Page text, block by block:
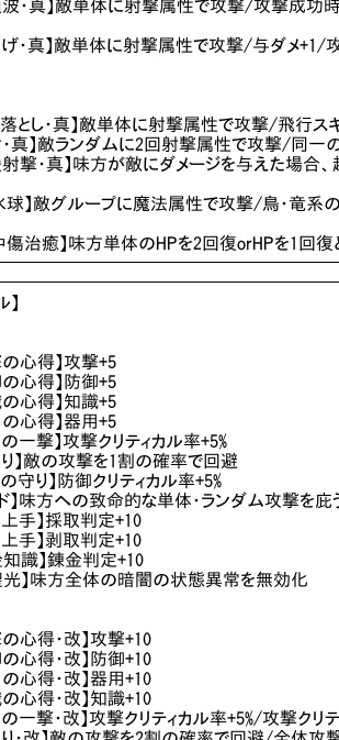
通波・真】敵単体に射撃属性で攻撃/攻撃成
投げ・真】敵単体に射撃属性で攻撃/与ダメ
ち落とし・真】敵単体に射撃属性で攻撃/飛
射・真】敵ランダムに2回射撃属性で攻撃/同
援射撃・真】味方が敵にダメージを与えた
氷球】敵グループに魔法属性で攻撃/鳥・
中傷治癒】味方単体のHPを2回復orHPを1
の心得】攻撃+5
の心得】防御+5
の心得】知識+5
の心得】器用+5
の一撃】攻撃クリティカル率+5%
り】敵の攻撃を1割の確率で回避
の守り】防御クリティカル率+5%
ド】味方への致命的な単体・ランダム攻撃を
上手】採取判定+10
上手】剥取判定+10
知識】錬金判定+10
聖光】味方全体の暗闇の状態異常を無効化
の心得・改】攻撃+10
の心得・改】防御+10
の心得・改】器用+10
の心得・改】知識+10
の一撃・改】攻撃クリティカル率+5%/攻撃ク